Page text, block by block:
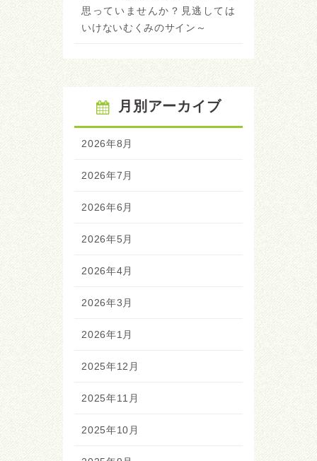
思っていませんか？見逃しては
いけないむくみのサイン～
月別アーカイブ
2026年8月
2026年7月
2026年6月
2026年5月
2026年4月
2026年3月
2026年1月
2025年12月
2025年11月
2025年10月